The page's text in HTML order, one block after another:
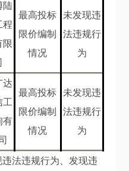
陆
程
限
最高投标
限价编制
情况
未发现违
法违规行
为
达
工
有
最高投标
限价编制
情况
未发现违
法违规行
为
法违规行为、发现违